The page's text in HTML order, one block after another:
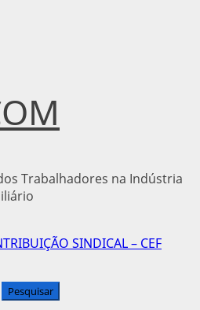
Trabalhadores na Indústria
SINDICAL – CEF